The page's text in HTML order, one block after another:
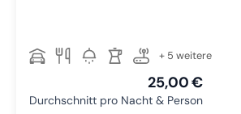
+ 5 weitere
25,00 €
Durchschnitt pro Nacht & Person